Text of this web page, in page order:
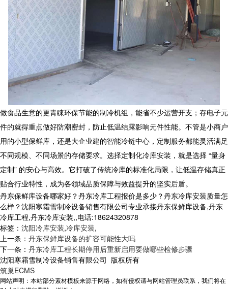
做食品生意的更青睐环保节能的制冷机组，能省不少运营开支；存电子元
件的就得重点做好防潮密封，防止低温结露影响元件性能。不管是小商户
用的小型保鲜库，还是大企业建的智能冷链中心，定制服务都能灵活满足
不同规模、不同场景的存储要求。选择定制化冷库安装，就是选择 “量身
定制” 的安心与高效。它打破了传统冷库的标准化局限，让低温存储真正
贴合行业特性，成为各领域品质保障与效益提升的坚实后盾。
丹东保鲜库设备哪家好？丹东冷库工程报价是多少？丹东冷库安装质量怎
么样？沈阳寒霜雪制冷设备销售有限公司专业承接丹东保鲜库设备,丹东
冷库工程,丹东冷库安装,,电话:18624320878
标签： 沈阳冷库安装,冷库安装,
上一条： 丹东保鲜库设备的扩容可能性大吗
下一条： 丹东冷库工程长期停用后重新启用要做哪些检修步骤
沈阳寒霜雪制冷设备销售有限公司 版权所有
筑巢ECMS
网站声明：本站部分素材模板来源于网络，如有侵权请与网站管理员联系，我们将在